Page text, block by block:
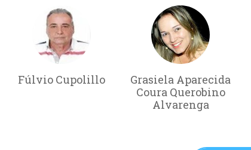
Fúlvio Cupolillo
Grasiela Aparecida
Coura Querobino
Alvarenga